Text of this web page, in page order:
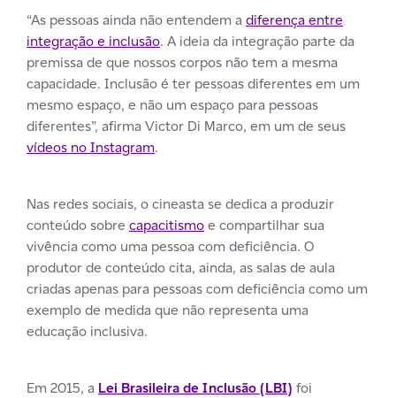
“As pessoas ainda não entendem a diferença entre
integração e inclusão. A ideia da integração parte da
premissa de que nossos corpos não tem a mesma
capacidade. Inclusão é ter pessoas diferentes em um
mesmo espaço, e não um espaço para pessoas
diferentes”, afirma Victor Di Marco, em um de seus
vídeos no Instagram.
Nas redes sociais, o cineasta se dedica a produzir
conteúdo sobre capacitismoe compartilhar sua
vivência como uma pessoa com deficiência. O
produtor de conteúdo cita, ainda, as salas de aula
criadas apenas para pessoas com deficiência como um
exemplo de medida que não representa uma
educação inclusiva.
Em 2015, a Lei Brasileira de Inclusão (LBI) foi